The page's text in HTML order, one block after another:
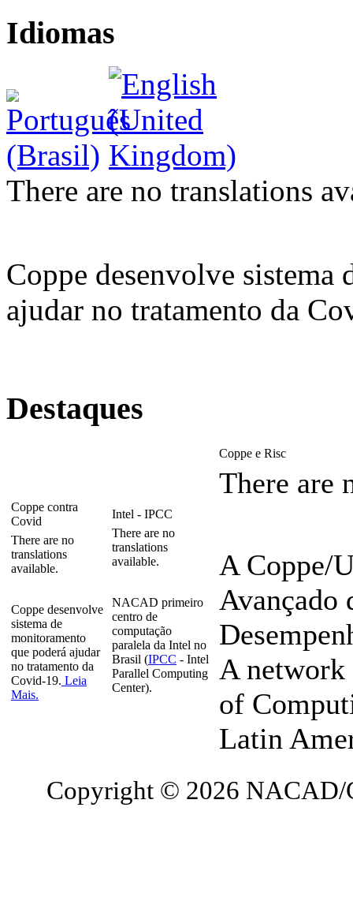
Idiomas
There are no translations
Coppe desenvolve sistema
ajudar no tratamento da
Destaques
Coppe contra
Covid
There are no
translations
available.
Coppe desenvolve
sistema de
monitoramento
que poderá ajudar
no tratamento da
Covid-19. Leia
Mais.
Intel - IPCC
There are no
translations
available.
NACAD primeiro
centro de
computação
paralela da Intel no
Brasil (IPCC - Intel
Parallel Computing
Center).
Coppe e Risc
There are
A Coppe/
Avançado
A
of
Latin
Copyright © 2026 NACAD/